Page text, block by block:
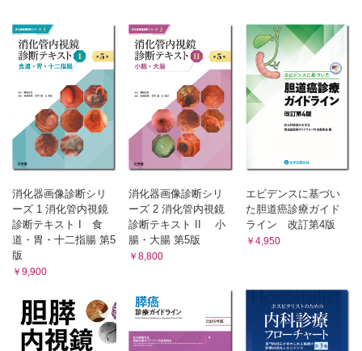
C. 乳頭部癌
D. 十二指腸乳頭部神経内分泌腫瘍(十二指腸乳頭部 NEN)
E. その他 (Gangliocytic paraganglioma, Choledochocele)
1. 胆囊ポリープ
2. 胆囊腺腫
3. 胆囊癌
4. 胆囊内乳頭状腫瘍(ICPN)
D. その他の胆囊疾患
1. 陶器様胆囊
2. 胆囊捻転
3. 遊走胆囊
5. 漿膜下浮腫(急性肝炎)
Ⅳ 膵臓
A. 正常像
B. 先天性疾患と炎症性疾患
3. 急性膵炎
4. 慢性膵炎
5. 自己免疫性膵炎(AIP)
消化器画像診断シリ
ーズ 1 消化管内視鏡
診断テキスト I 食
道・胃・十二指腸 第5
版
￥9,900
消化器画像診断シリ
ーズ 2 消化管内視鏡
診断テキスト II 小
腸・大腸 第5版
￥8,800
エビデンスに基づい
た胆道癌診療ガイド
ライン 改訂第4版
￥4,950